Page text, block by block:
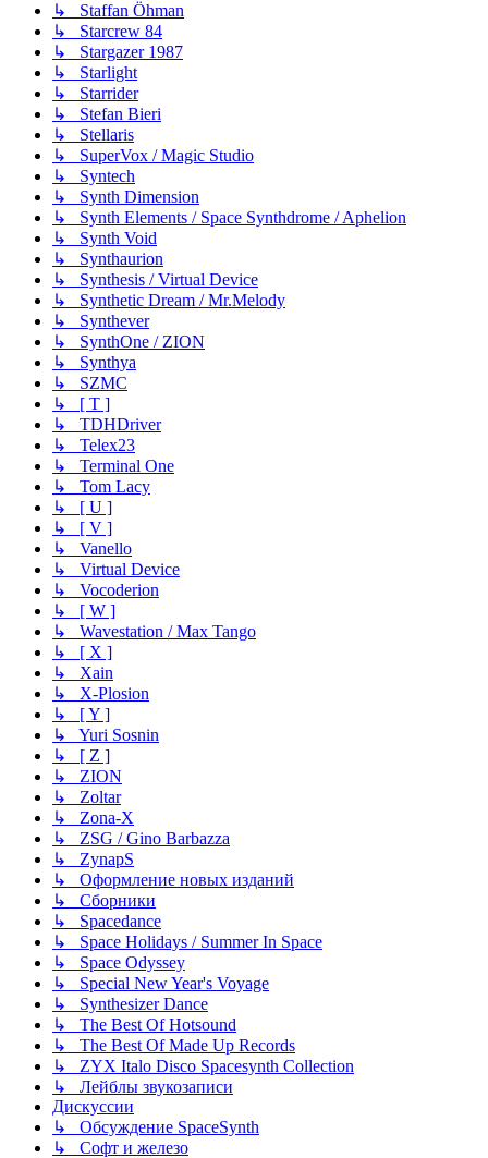
↳ Staffan Öhman
↳ Starcrew 84
↳ Stargazer 1987
↳ Starlight
↳ Starrider
↳ Stefan Bieri
↳ Stellaris
↳ SuperVox / Magic Studio
↳ Syntech
↳ Synth Dimension
↳ Synth Elements / Space Synthdrome / Aphelion
↳ Synth Void
↳ Synthaurion
↳ Synthesis / Virtual Device
↳ Synthetic Dream / Mr.Melody
↳ Synthever
↳ SynthOne / ZION
↳ Synthya
↳ SZMC
↳ [ T ]
↳ TDHDriver
↳ Telex23
↳ Terminal One
↳ Tom Lacy
↳ [ U ]
↳ [ V ]
↳ Vanello
↳ Virtual Device
↳ Vocoderion
↳ [ W ]
↳ Wavestation / Max Tango
↳ [ X ]
↳ Xain
↳ X-Plosion
↳ [ Y ]
↳ Yuri Sosnin
↳ [ Z ]
↳ ZION
↳ Zoltar
↳ Zona-X
↳ ZSG / Gino Barbazza
↳ ZynapS
↳ Оформление новых изданий
↳ Сборники
↳ Spacedance
↳ Space Holidays / Summer In Space
↳ Space Odyssey
↳ Special New Year's Voyage
↳ Synthesizer Dance
↳ The Best Of Hotsound
↳ The Best Of Made Up Records
↳ ZYX Italo Disco Spacesynth Collection
↳ Лейблы звукозаписи
Дискуссии
↳ Обсуждение SpaceSynth
↳ Софт и железо